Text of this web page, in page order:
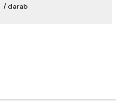
/ darab